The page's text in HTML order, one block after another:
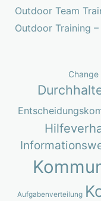
Outdoor Team
Outdoor Training
Aufgabenverteilung